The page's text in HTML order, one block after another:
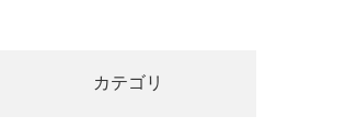
カテゴリ